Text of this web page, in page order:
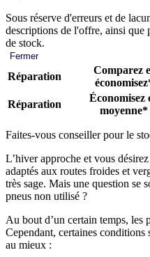
Sous réserve d'erreurs et de
descriptions de l'offre, ainsi que
de stock.
Fermer
Réparation
Comparez
Réparation
Économisez
moyenne*
Faites-vous conseiller pour le
L’hiver approche et vous
adaptés aux routes froides et
très sage. Mais une question se
pneus non utilisé ?
Au bout d’un certain temps, les
Cependant, certaines conditions
au mieux :